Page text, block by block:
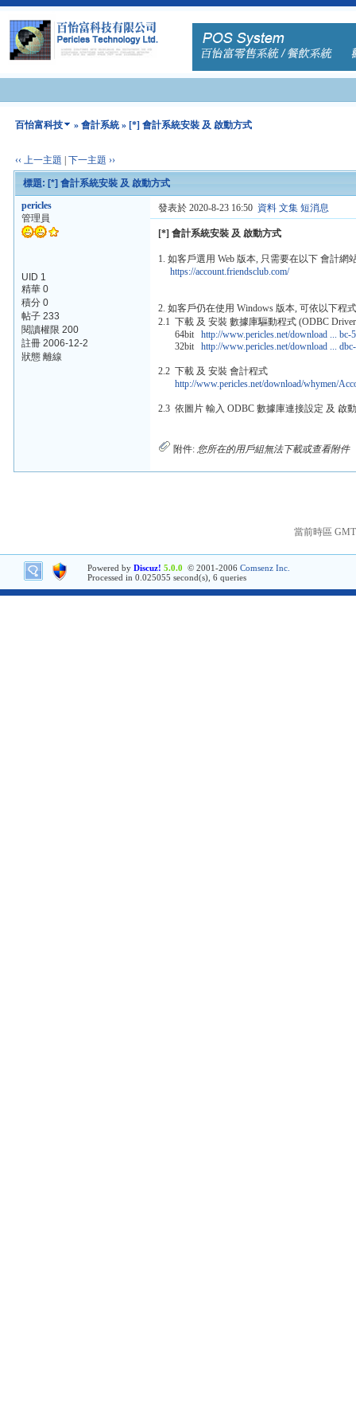
百怡富科技 »會計系統 » [*] 會計系統安裝 及 啟動方式
‹‹ 上一主題 |下一主題 ››
標題: [*] 會計系統安裝 及 啟動方式
pericles
管理員
UID 1
精華 0
積分 0
帖子 233
閱讀權限 200
註冊 2006-12-2
狀態 離線
發表於 2020-8-23 16:50 資料 文集 短消息
[*] 會計系統安裝 及 啟動方式
1. 如客戶選用 Web 版本, 只需要在以下 會計
https://account.friendsclub.com/
2. 如客戶仍在使用 Windows 版本, 可依以下程
2.1 下載 及 安裝 數據庫驅動程式 (ODBC
64bithttp://www.pericles.net/download ...
32bithttp://www.pericles.net/download ...
2.2 下載 及 安裝 會計程式
http://www.pericles.net/download/whymen/
2.3 依圖片 輸入 ODBC 數據庫連接設定 及 啟
附件:您所在的用戶組無法下載或查看附件
當前時區
Powered by Discuz! 5.0.0 © 2001-2006 Comsenz Inc.
Processed in 0.025055 second(s), 6 queries